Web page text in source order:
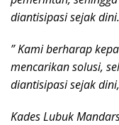
diantisipasi sejak dini.
” Kami berharap
mencarikan solusi,
diantisipasi sejak
Kades Lubuk